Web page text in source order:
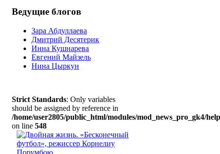
Ведущие блогов
Зара Абдуллаева
Дмитрий Десятерик
Инна Кушнарева
Евгений Майзель
Нина Цыркун
Strict Standards: Only variables
should be assigned by reference in
/home/user2805/public_html/modules/mod_news_pro_gk4/
on line 548